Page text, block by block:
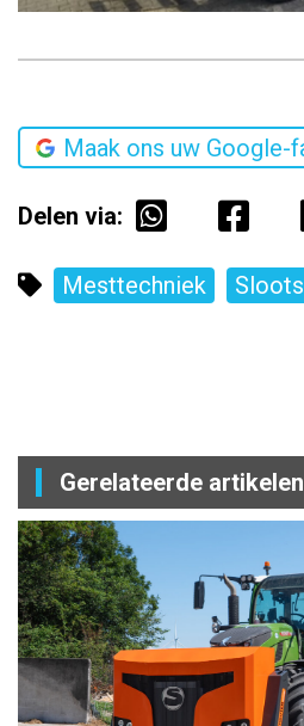
Maak ons uw Google-
Delen via:
Mesttechniek
Gerelateerde artikelen